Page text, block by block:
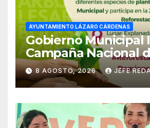
AYUNTAMIENTO LÁZARO CÁRDENAS
Gobierno Municipal
Campaña Nacional
Reforestación
8 AGOSTO, 2026 JEFE